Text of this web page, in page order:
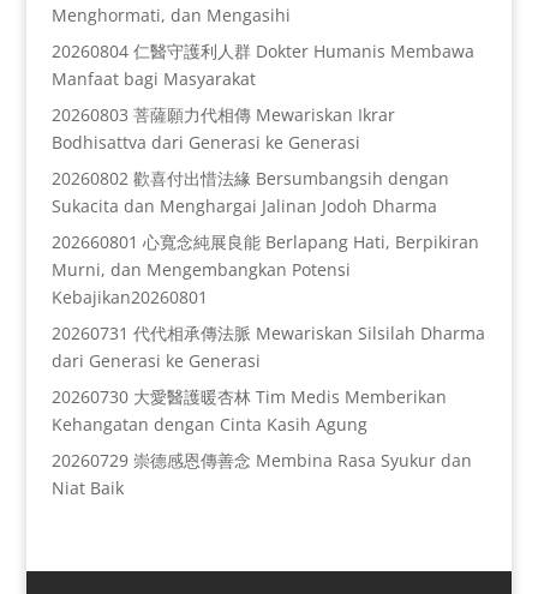
Menghormati, dan Mengasihi
20260804 仁醫守護利人群 Dokter Humanis Membawa
Manfaat bagi Masyarakat
20260803 菩薩願力代相傳 Mewariskan Ikrar
Bodhisattva dari Generasi ke Generasi
20260802 歡喜付出惜法緣 Bersumbangsih dengan
Sukacita dan Menghargai Jalinan Jodoh Dharma
202660801 心寬念純展良能 Berlapang Hati, Berpikiran
Murni, dan Mengembangkan Potensi
Kebajikan20260801
20260731 代代相承傳法脈 Mewariskan Silsilah Dharma
dari Generasi ke Generasi
20260730 大愛醫護暖杏林 Tim Medis Memberikan
Kehangatan dengan Cinta Kasih Agung
20260729 崇德感恩傳善念 Membina Rasa Syukur dan
Niat Baik